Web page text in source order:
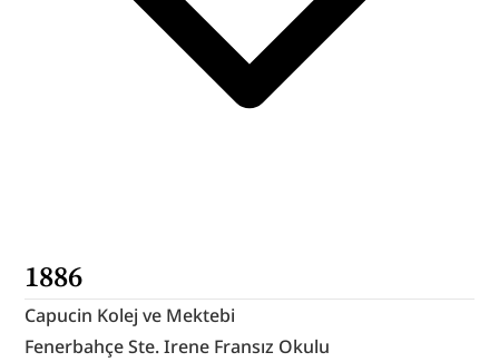
1886
Capucin Kolej ve Mektebi
Fenerbahçe Ste. Irene Fransız Okulu